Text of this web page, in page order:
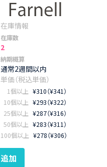
在庫数
2
納期概算
通常2週間以内
1個以上 ¥310（¥341）
10個以上 ¥293（¥322）
25個以上 ¥287（¥316）
50個以上 ¥283（¥311）
100個以上 ¥278（¥306）
追加